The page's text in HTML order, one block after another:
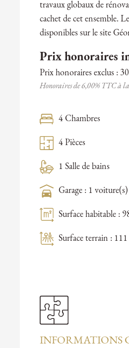
travaux globaux de
cachet de cet ensemble.
disponibles sur le site
Prix honoraires
Prix honoraires exclus :
Honoraires de 6,00% TTC à
4 Chambres
4 Pièces
1 Salle de bains
Garage : 1 voiture(s)
Surface habitable :
Surface terrain :
INFORMATIONS